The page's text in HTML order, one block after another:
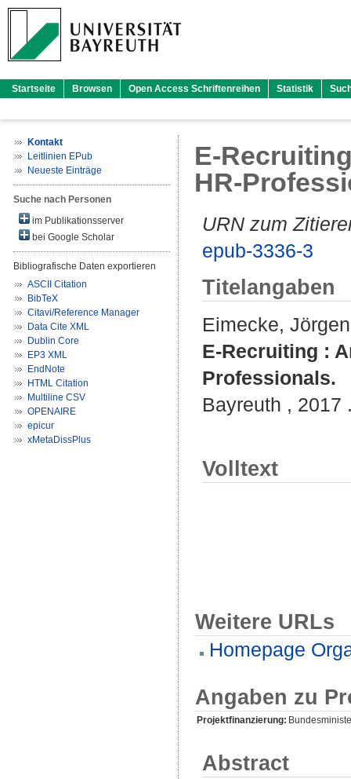
Startseite Browsen Open Access Schriftenreihen Statistik
Kontakt
Leitlinien EPub
Neueste Einträge
Suche nach Personen
im Publikationsserver
bei Google Scholar
Bibliografische Daten exportieren
ASCII Citation
BibTeX
Citavi/Reference Manager
Data Cite XML
Dublin Core
EP3 XML
EndNote
HTML Citation
Multiline CSV
OPENAIRE
epicur
xMetaDissPlus
E-
HR-
URN zum
epub-3336-3
Titelangaben
Eimecke, Jörgen
E-Recruiting :
Professionals.
Bayreuth , 2017
Volltext
Weitere URLs
Homepage
Angaben zu
Projektfinanzierung:
Abstract